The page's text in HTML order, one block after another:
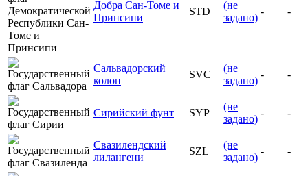
Добра Сан-Томе и
Принсипи
STD
(не
задано)
- -
Сальвадорский
колон
SVC
(не
задано)
- -
Сирийский фунт SYP
(не
задано)
- -
Свазилендский
лилангени
SZL
(не
задано)
- -